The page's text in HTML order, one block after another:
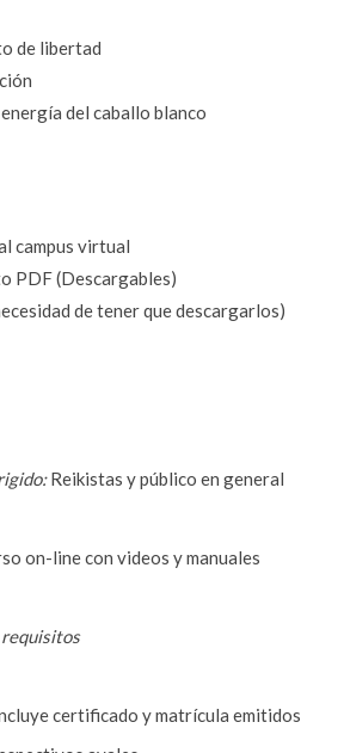
de libertad
del caballo blanco
campus virtual
PDF (Descargables)
de tener que descargarlos)
Reikistas y público en general
on-line con videos y manuales
certificado y matrícula emitidos